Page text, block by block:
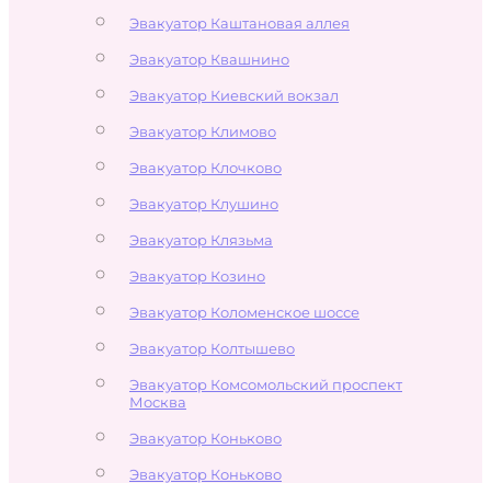
Эвакуатор Каштановая аллея
Эвакуатор Квашнино
Эвакуатор Киевский вокзал
Эвакуатор Климово
Эвакуатор Клочково
Эвакуатор Клушино
Эвакуатор Клязьма
Эвакуатор Козино
Эвакуатор Коломенское шоссе
Эвакуатор Колтышево
Эвакуатор Комсомольский проспект
Москва
Эвакуатор Коньково
Эвакуатор Коньково